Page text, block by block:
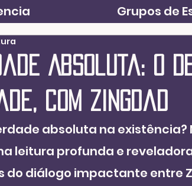
Grupos de
Absoluta: O
com Zingdad
absoluta na existência?
leitura profunda e
do diálogo impactante entre